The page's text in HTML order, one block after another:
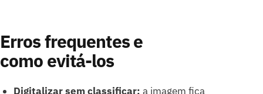
Erros frequentes e
como evitá-los
Digitalizar sem classificar: a imagem fica